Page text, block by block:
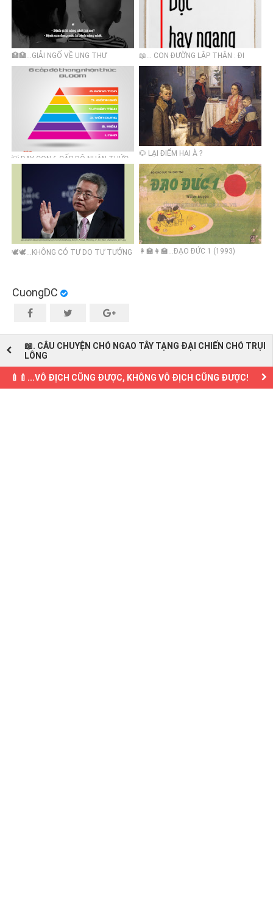
🏥🏥…GIẢI NGỐ VỀ UNG THƯ
📖... CON ĐƯỜNG LẬP THÂN : ĐI
💡 DẠY CON 6 CẤP ĐỘ NHẬN THỨC
🐶 LẠI ĐIỂM HAI À ?
🕊🕊...KHÔNG CÓ TỰ DO TƯ TƯỞNG
👩‍🏫👩‍🏫...ĐẠO ĐỨC 1 (1993)
CuongDC
📖. CÂU CHUYỆN CHÓ NGAO TÂY TẠNG ĐẠI CHIẾN CHÓ TRỤI
LÔNG
🍼🍼...VÔ ĐỊCH CŨNG ĐƯỢC, KHÔNG VÔ ĐỊCH CŨNG ĐƯỢC!